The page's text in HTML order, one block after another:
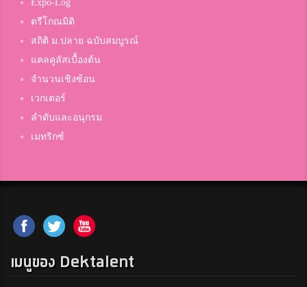
Expo-Log
ตรีโกณมิติ
สถิติ ม.ปลาย ฉบับสมบูรณ์
แคลคูลัสเบื้องต้น
จำนวนเชิงซ้อน
เวกเตอร์
ลำดับและอนุกรม
เมทริกซ์
เมนูของ Dektalent